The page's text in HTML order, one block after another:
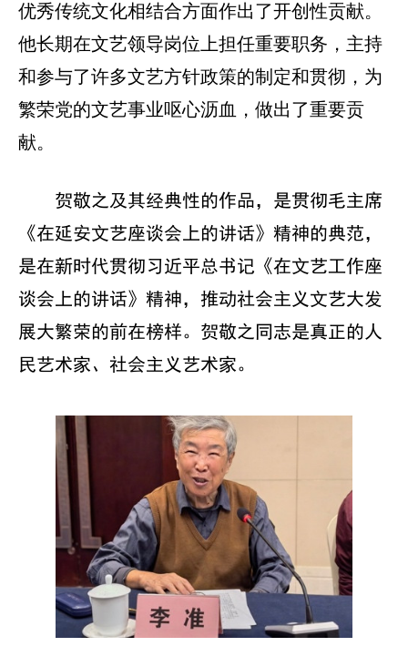
优秀传统文化相结合方面作出了开创性贡献。
他长期在文艺领导岗位上担任重要职务，主持
和参与了许多文艺方针政策的制定和贯彻，为
繁荣党的文艺事业呕心沥血，做出了重要贡
献。
贺敬之及其经典性的作品，是贯彻毛主席
《在延安文艺座谈会上的讲话》精神的典范，
是在新时代贯彻习近平总书记《在文艺工作座
谈会上的讲话》精神，推动社会主义文艺大发
展大繁荣的前在榜样。贺敬之同志是真正的人
民艺术家、社会主义艺术家。